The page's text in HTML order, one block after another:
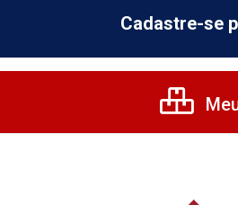
Cadastre-se